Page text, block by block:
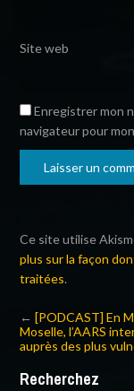
Site web
Enregistrer mon
navigateur pour
Ce site utilise
plus sur la façon
traitées.
←[PODCAST] En
Moselle, l’AARS
auprès des plus
Recherchez